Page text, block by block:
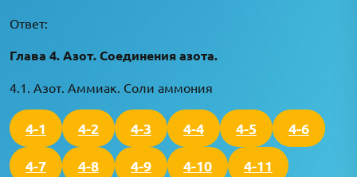
Ответ:
Глава 4. Азот. Соединения азота.
4.1. Азот. Аммиак. Соли аммония
4-1 4-2 4-3 4-4 4-5 4-6
4-7 4-8 4-9 4-10 4-11